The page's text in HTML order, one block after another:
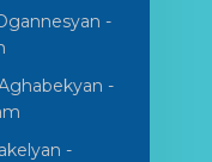
-
-
-